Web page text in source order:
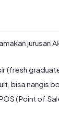
jurusan
(fresh
bisa nangis
(Point of